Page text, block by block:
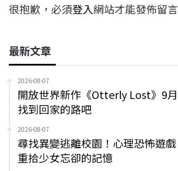
很抱歉，必須登入網站才能發佈留言
最新文章
2026-08-07
開放世界新作《Otterly Lost》9
找到回家的路吧
2026-08-07
尋找異變逃離校園！心理恐怖遊戲
重拾少女忘卻的記憶